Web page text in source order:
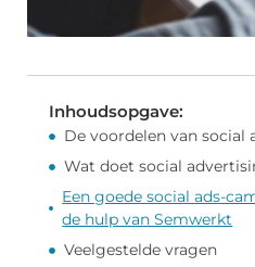
Inhoudsopgave:
De voordelen van social
Wat doet social
Een goede social ads-
de hulp van Semwerkt
Veelgestelde vragen